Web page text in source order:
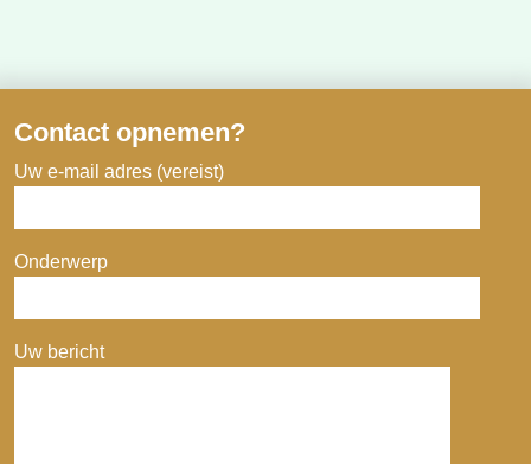
Contact opnemen?
Uw e-mail adres (vereist)
Onderwerp
Uw bericht